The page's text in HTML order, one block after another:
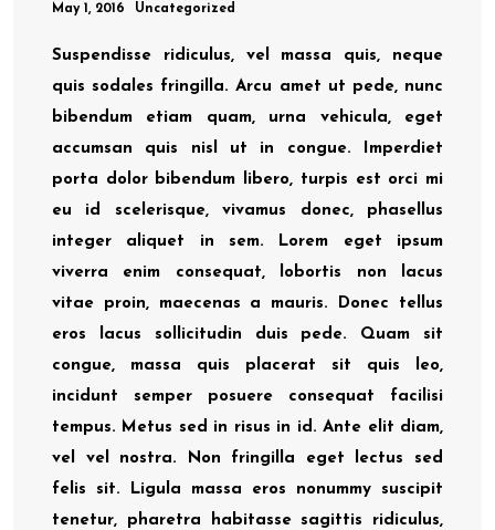
May 1, 2016 Uncategorized
Suspendisse ridiculus, vel massa quis, neque
quis sodales fringilla. Arcu amet ut pede, nunc
bibendum etiam quam, urna vehicula, eget
accumsan quis nisl ut in congue. Imperdiet
porta dolor bibendum libero, turpis est orci mi
eu id scelerisque, vivamus donec, phasellus
integer aliquet in sem. Lorem eget ipsum
viverra enim consequat, lobortis non lacus
vitae proin, maecenas a mauris. Donec tellus
eros lacus sollicitudin duis pede. Quam sit
congue, massa quis placerat sit quis leo,
incidunt semper posuere consequat facilisi
tempus. Metus sed in risus in id. Ante elit diam,
vel vel nostra. Non fringilla eget lectus sed
felis sit. Ligula massa eros nonummy suscipit
tenetur, pharetra habitasse sagittis ridiculus,